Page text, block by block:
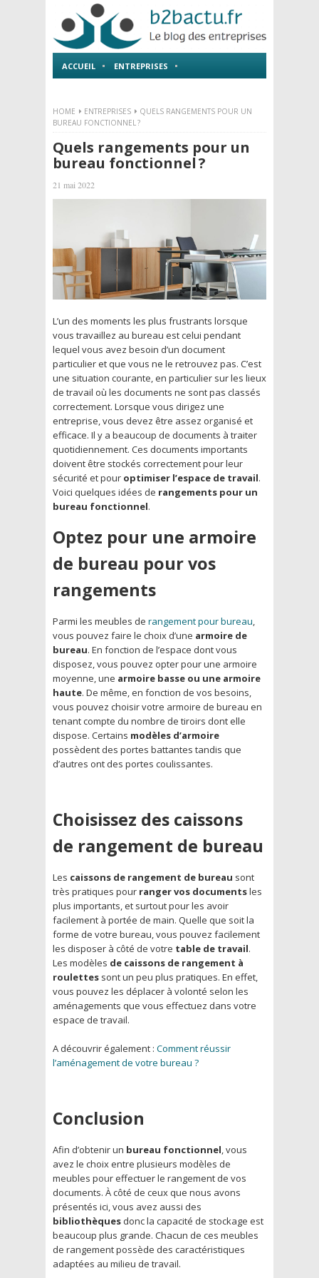
ACCUEIL ENTREPRISES
HOME ENTREPRISES
QUELS RANGEMENTS POUR UN
BUREAU FONCTIONNEL ?
Quels rangements pour un
bureau fonctionnel ?
21 mai 2022
L’un des moments les plus frustrants lorsque
vous travaillez au bureau est celui pendant
lequel vous avez besoin d’un document
particulier et que vous ne le retrouvez pas. C’est
une situation courante, en particulier sur les lieux
de travail où les documents ne sont pas classés
correctement. Lorsque vous dirigez une
entreprise, vous devez être assez organisé et
efficace. Il y a beaucoup de documents à traiter
quotidiennement. Ces documents importants
doivent être stockés correctement pour leur
sécurité et pour optimiser l’espace de travail.
Voici quelques idées de rangements pour un
bureau fonctionnel.
Optez pour une armoire
de bureau pour vos
rangements
Parmi les meubles de rangement pour bureau,
vous pouvez faire le choix d’une armoire de
bureau. En fonction de l’espace dont vous
disposez, vous pouvez opter pour une armoire
moyenne, une armoire basse ou une armoire
haute. De même, en fonction de vos besoins,
vous pouvez choisir votre armoire de bureau en
tenant compte du nombre de tiroirs dont elle
dispose. Certains modèles d’armoire
possèdent des portes battantes tandis que
d’autres ont des portes coulissantes.
Choisissez des caissons
de rangement de bureau
Les caissons de rangement de bureau sont
très pratiques pour ranger vos documentsles
plus importants, et surtout pour les avoir
facilement à portée de main. Quelle que soit la
forme de votre bureau, vous pouvez facilement
les disposer à côté de votre table de travail.
Les modèles de caissons de rangement à
roulettes sont un peu plus pratiques. En effet,
vous pouvez les déplacer à volonté selon les
aménagements que vous effectuez dans votre
espace de travail.
A découvrir également : Comment réussir
l’aménagement de votre bureau ?
Conclusion
Afin d’obtenir un bureau fonctionnel, vous
avez le choix entre plusieurs modèles de
meubles pour effectuer le rangement de vos
documents. À côté de ceux que nous avons
présentés ici, vous avez aussi des
bibliothèques donc la capacité de stockage est
beaucoup plus grande. Chacun de ces meubles
de rangement possède des caractéristiques
adaptées au milieu de travail.